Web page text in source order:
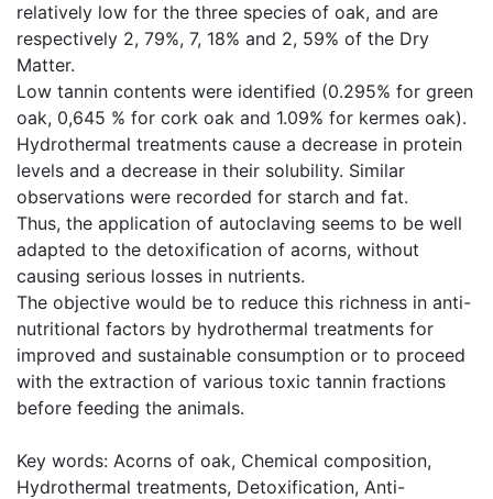
relatively low for the three species of oak, and are
respectively 2, 79%, 7, 18% and 2, 59% of the Dry
Matter.
Low tannin contents were identified (0.295% for green
oak, 0,645 % for cork oak and 1.09% for kermes oak).
Hydrothermal treatments cause a decrease in protein
levels and a decrease in their solubility. Similar
observations were recorded for starch and fat.
Thus, the application of autoclaving seems to be well
adapted to the detoxification of acorns, without
causing serious losses in nutrients.
The objective would be to reduce this richness in anti-
nutritional factors by hydrothermal treatments for
improved and sustainable consumption or to proceed
with the extraction of various toxic tannin fractions
before feeding the animals.
Key words: Acorns of oak, Chemical composition,
Hydrothermal treatments, Detoxification, Anti-